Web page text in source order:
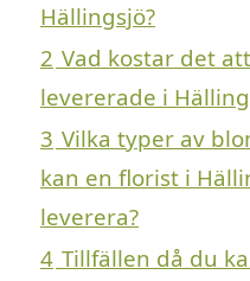
Hällingsjö?
2 Vad kostar det
levererade i
3 Vilka typer av
kan en florist i
leverera?
4 Tillfällen då du